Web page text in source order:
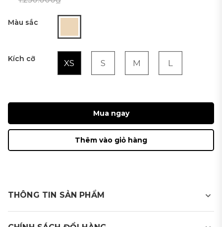
Màu sắc
Kích cỡ XS S M L
Mua ngay
Thêm vào giỏ hàng
THÔNG TIN SẢN PHẨM